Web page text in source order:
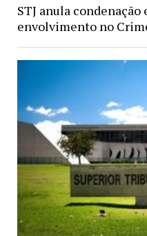
STJ anula condenação
envolvimento no